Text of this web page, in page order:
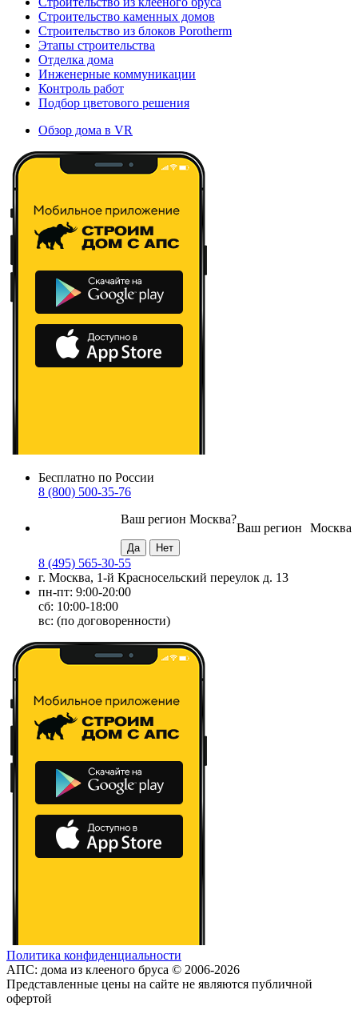
Строительство каменных домов
Строительство из блоков Porotherm
Этапы строительства
Отделка дома
Инженерные коммуникации
Контроль работ
Подбор цветового решения
Обзор дома в VR
Бесплатно по России
8 (800) 500-35-76
Москва
Ваш регион
Ваш регион Москва?
8 (495) 565-30-55
г. Москва, 1-й Красносельский переулок д. 13
пн-пт: 9:00-20:00
сб: 10:00-18:00
вс: (по договоренности)
Политика конфиденциальности
АПС: дома из клееного бруса © 2006-2026
Представленные цены на сайте не являются публичной
офертой